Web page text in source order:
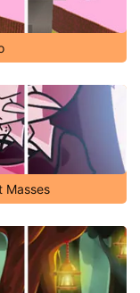
Masses